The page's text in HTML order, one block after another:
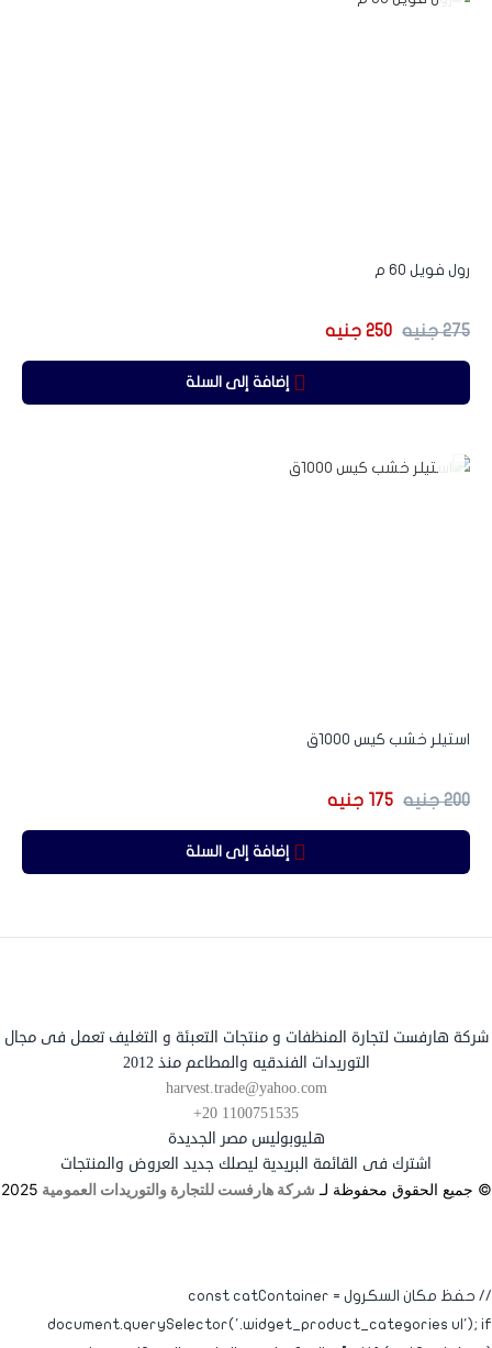
رول فويل 60 م
275 جنيه 250 جنيه
إضافة إلى السلة
استيلر خشب كيس 1000ق
200 جنيه 175 جنيه
إضافة إلى السلة
شركة هارفست لتجارة المنظفات و منتجات التعبئة و التغليف تعمل فى مجال
التوريدات الفندقيه والمطاعم منذ 2012
harvest.trade@yahoo.com
+20 1100751535
هليوبوليس مصر الجديدة
اشترك فى القائمة البريدية ليصلك جديد العروض والمنتجات
© جميع الحقوق محفوظة لـ شركة هارفست للتجارة والتوريدات العمومية 2025
// حفظ مكان السكرول const catContainer =
document.querySelector('.widget_product_categories ul'); if